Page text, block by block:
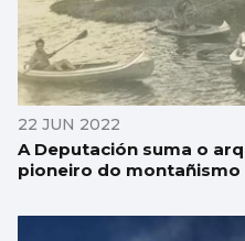
22 JUN 2022
A Deputación suma o
pioneiro do montañismo